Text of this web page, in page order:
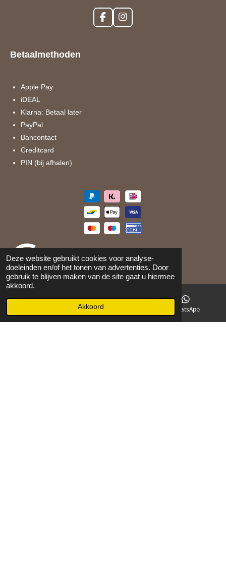
Deze website gebruikt cookies voor analyse-
doeleinden en/of het tonen van advertenties. Door
gebruik te blijven maken van de site gaat u hiermee
akkoord.
Akkoord
F
a
I
n
Betaalmethoden
Apple Pay
iDEAL
Klarna: Betaal later
PayPal
Bancontact
Creditcard
PIN (bij afhalen)
©2026Maison 105
Facebook WhatsApp